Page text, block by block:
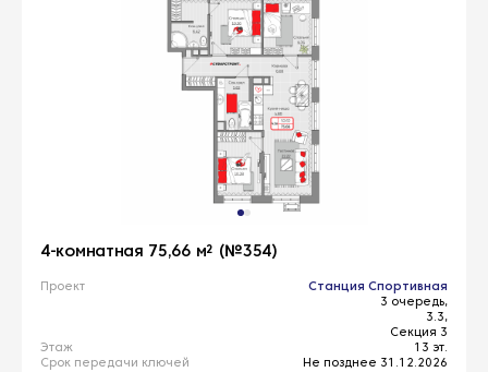
4-комнатная 75,66 м² (№354)
Проект
Станция Спортивная
3 очередь,
3.3,
Секция 3
Этаж
13 эт.
Срок передачи ключей
Не позднее 31.12.2026